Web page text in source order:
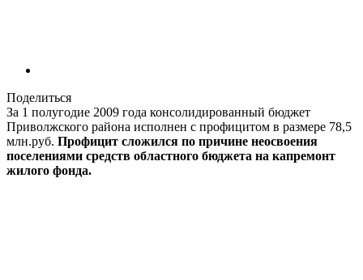
Поделиться
За 1 полугодие 2009 года консолидированный бюджет
Приволжского района исполнен с профицитом в размере 78,5
млн.руб. Профицит сложился по причине неосвоения
поселениями средств областного бюджета на капремонт
жилого фонда.